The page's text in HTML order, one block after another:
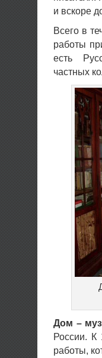
и вскоре
Всего в
работы
есть
частных
Дом –
России. К
работы,